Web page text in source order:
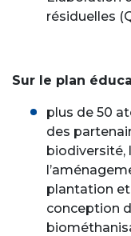
résiduelles
Sur le plan
plus de 50
des
biodiversité,
plantation et
conception